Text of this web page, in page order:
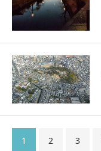
1 2 3